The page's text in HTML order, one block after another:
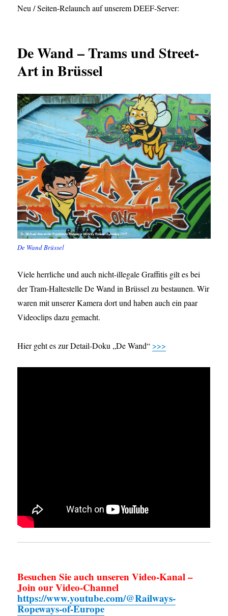
Neu / Seiten-Relaunch auf unserem DEEF-Server:
De Wand – Trams und Street-
Art in Brüssel
De Wand Brüssel
Viele herrliche und auch nicht-illegale Graffitis gilt es bei
der Tram-Haltestelle De Wand in Brüssel zu bestaunen. Wir
waren mit unserer Kamera dort und haben auch ein paar
Videoclips dazu gemacht.
Hier geht es zur Detail-Doku „De Wand“ >>>
Besuchen Sie auch unseren Video-Kanal –
Join our Video-Channel
https://www.youtube.com/@Railways-
Ropeways-of-Europe